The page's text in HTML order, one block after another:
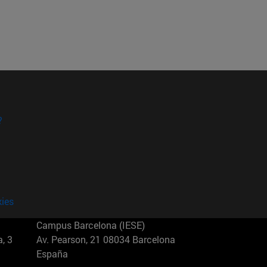
3
Campus Barcelona (IESE)
Av. Pearson, 21 08034 Barcelona
España